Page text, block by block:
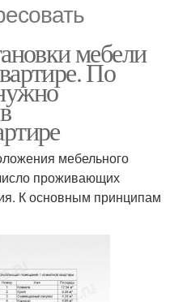
мебели
По
мебельного
проживающих
К основным принципам